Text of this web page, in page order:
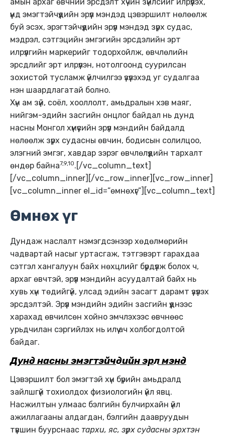
үүнд эмэгтэйчүүдийн эрүүл мэндэд цэвэршилт нөлөөлж
буй эсэх, эрэгтэйчүүдийн эрүүл мэндэд зүрх судас,
мэдрэл, сэтгэцийн эмгэгийн эрсдэлийн эрт
илрүүлгийн маркерийг тодорхойлж, өвчлөлийн
эрсдлийг эрт илрүүлэн, нотолгоонд суурилсан
зохистой тусламж үйлчилгээ үзүүлэхэд уг судалгаа
нэн шаардлагатай болно.
Хүн ам зүй, соёл, хооллолт, амьдралын хэв маяг,
нийгэм-эдийн засгийн онцлог байдал нь дунд
насны Монгол хүмүүсийн эрүүл мэндийн байдалд
нөлөөлж зүрх судасны өвчин, бодисын солилцоо,
элэгний эмгэг, хавдар зэрэг өвчлөлүүдийн тархалт
өндөр байна7,9,10.[/vc_column_text]
[/vc_column_inner][/vc_row_inner][vc_row_inner]
[vc_column_inner el_id=”өмнөхүг”][vc_column_text]
Өмнөх үг
Дундаж наслалт нэмэгдсэнээр хөдөлмөрийн
чадвартай насыг уртасгаж, тэтгэвэрт гарахдаа
сэтгэл хангалуун байх нөхцлийг бүрдүүлж болох ч,
архаг өвчтэй, эрүүл мэндийн асуудалтай байх нь
хувь хүн төдийгүй, улсад эдийн засагт дарамт үзүүлэх
эрсдэлтэй. Эрүүл мэндийн эдийн засгийн үүднээс
харахад өвчилсөн хойно эмчлэхээс өвчнөөс
урьдчилан сэргийлэх нь илүү ач холбогдолтой
байдаг.
Дунд насны эмэгтэйчүүдийн эрүүл мэнд
Цэвэршилт бол эмэгтэй хүн бүрийн амьдралд
зайлшгүй тохиолдох физиологийн үйл явц.
Насжилтын улмаас бэлгийн булчирхайн үйл
ажиллагааны алдагдан, бэлгийн даавруудын
түвшин буурснаас тархи, яс, зүрх судасны эрхтэн